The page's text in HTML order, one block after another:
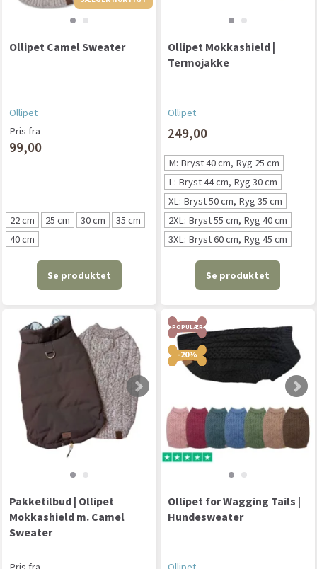
Ollipet Camel Sweater
Ollipet
Pris fra
99,00
22 cm 25 cm 30 cm
35 cm
40 cm
Se produktet
Ollipet Mokkashield |
Termojakke
Ollipet
249,00
M: Bryst 40 cm, Ryg 25 cm
L: Bryst 44 cm, Ryg 30 cm
XL: Bryst 50 cm, Ryg 35 cm
2XL: Bryst 55 cm, Ryg 40 cm
3XL: Bryst 60 cm, Ryg 45 cm
Se produktet
Pakketilbud | Ollipet
Mokkashield m. Camel
Sweater
POPULÆR
-20%
Ollipet for Wagging Tails |
Hundesweater